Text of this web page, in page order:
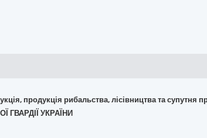
продукція рибальства, лісівництва та супутня
ГВАРДІЇ УКРАЇНИ